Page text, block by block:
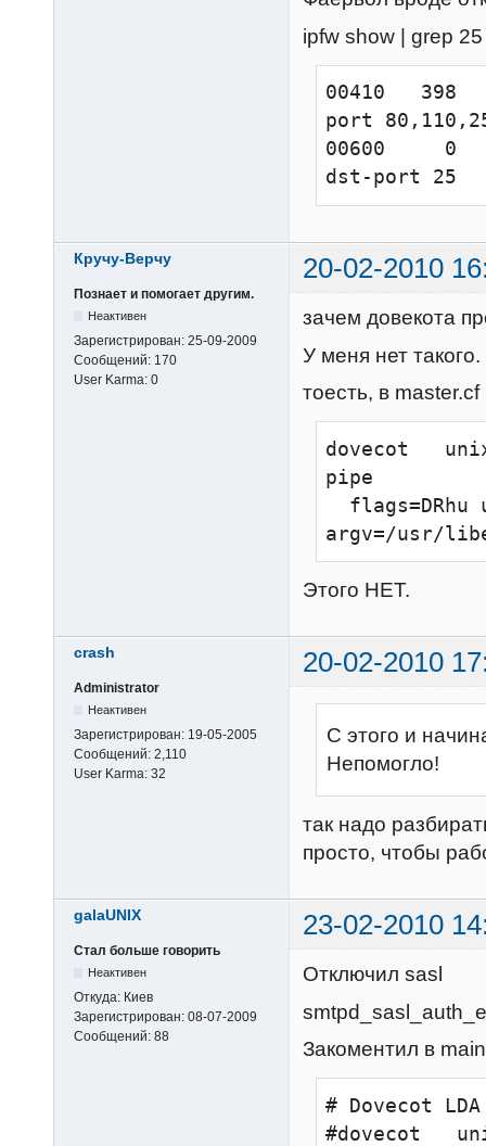
passdb sql {
  }
  userdb sql {
    args = /usr/local/etc/dovecot-sql.conf
  }
ipfw show | grep 25
00410   398
port
00600     0
dst-port 25
Кручу-Верчу 20-02-2010
Познает и помогает другим.
Неактивен
Зарегистрирован: 25-09-2009
Сообщений: 170
User Karma: 0
зачем довекота
У меня нет
тоесть, в master.cf
dovecot
pipe
argv=/usr/
Этого НЕТ.
crash 20-02-2010
Administrator
Неактивен
Зарегистрирован: 19-05-2005
Сообщений: 2,110
User Karma: 32
С этого и
Непомогло!
так надо
просто, чтобы
galaUNIX 23-02-2010
Стал больше говорить
Неактивен
Откуда: Киев
Зарегистрирован: 08-07-2009
Сообщений: 88
Отключил sasl
Закоментил в
# Dovecot LDA
#dovecot